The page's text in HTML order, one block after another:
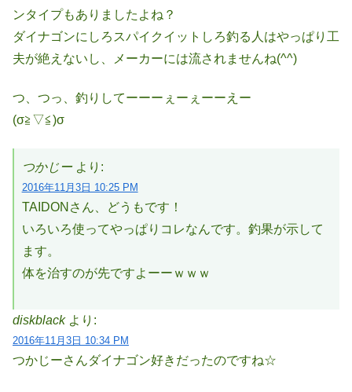
ンタイプもありましたよね？
ダイナゴンにしろスパイクイットしろ釣る人はやっぱり工
夫が絶えないし、メーカーには流されませんね(^^)
つ、つっ、釣りしてーーーぇーぇーーえー
(σ≧▽≦)σ
つかじー より:
2016年11月3日 10:25 PM
TAIDONさん、どうもです！
いろいろ使ってやっぱりコレなんです。釣果が示して
ます。
体を治すのが先ですよーーｗｗｗ
diskblack より:
2016年11月3日 10:34 PM
つかじーさんダイナゴン好きだったのですね☆